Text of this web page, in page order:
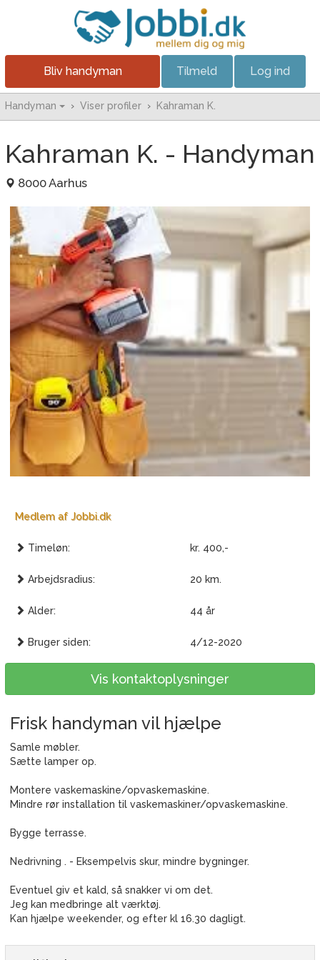
Bliv handyman Tilmeld Log ind
Handyman › Viser profiler › Kahraman K.
Kahraman K. - Handyman
8000 Aarhus
Medlem af Jobbi.dk
Timeløn: kr. 400,-
Arbejdsradius: 20 km.
Alder: 44 år
Bruger siden: 4/12-2020
Vis kontaktoplysninger
Frisk handyman vil hjælpe
Samle møbler.
Sætte lamper op.
Montere vaskemaskine/opvaskemaskine.
Mindre rør installation til vaskemaskiner/opvaskemaskine.
Bygge terrasse.
Nedrivning . - Eksempelvis skur, mindre bygninger.
Eventuel giv et kald, så snakker vi om det.
Jeg kan medbringe alt værktøj.
Kan hjælpe weekender, og efter kl 16.30 dagligt.